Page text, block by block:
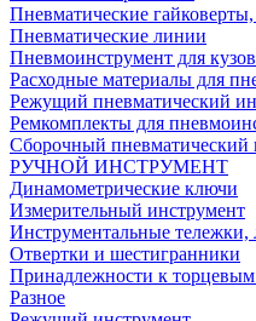
Пневматические
Пневматические линии
Пневмоинструмент для
Расходные материалы для
Режущий пневматический
Ремкомплекты для
Сборочный пневматический
РУЧНОЙ ИНСТРУМЕНТ
Динамометрические ключи
Измерительный инструмент
Инструментальные
Отвертки и шестигранники
Принадлежности к
Разное